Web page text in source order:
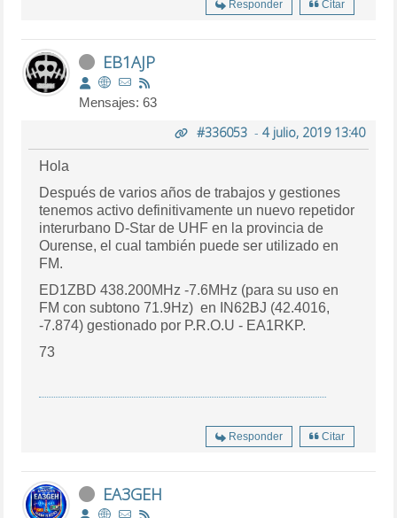
Responder Citar
EB1AJP
Mensajes: 63
#336053- 4 julio, 2019 13:40
Hola
Después de varios años de trabajos y gestiones
tenemos activo definitivamente un nuevo repetidor
interurbano D-Star de UHF en la provincia de
Ourense, el cual también puede ser utilizado en
FM.
ED1ZBD 438.200MHz -7.6MHz (para su uso en
FM con subtono 71.9Hz) en IN62BJ (42.4016,
-7.874) gestionado por P.R.O.U - EA1RKP.
73
Responder Citar
EA3GEH